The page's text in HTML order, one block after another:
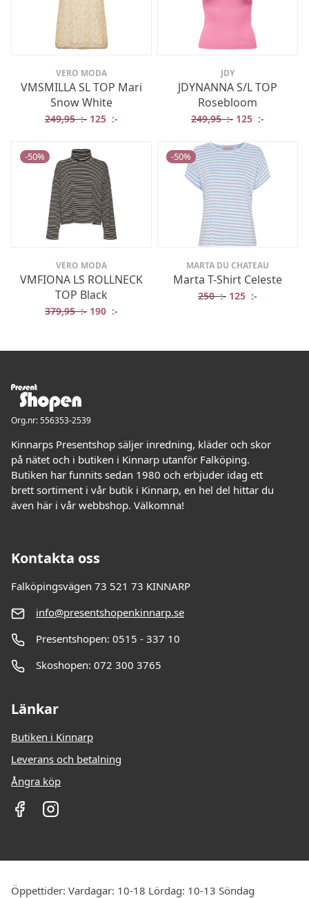
VERO MODA
VMSMILLA SL TOP Mari
Snow White
249,95:- Det ursprungliga priset var: 249,95 :-.
125 :- Det nuvarande priset är: 125 :-.
JDY
JDYNANNA S/L TOP
Rosebloom
249,95:- Det
125 :-
-50%
VERO MODA
VMFIONA LS ROLLNECK
TOP Black
379,95:- Det ursprungliga priset var: 379,95 :-.
190 :-
-50%
MARTA DU CHATEAU
Marta T-Shirt Celeste
250:- Det
125 :-
Org.nr: 556353-2539
Kinnarps Presentshop säljer inredning, kläder och skor
på nätet och i butiken i Kinnarp utanför Falköping.
Butiken har funnits sedan 1980 och erbjuder idag ett
brett sortiment i vår butik i Kinnarp, en hel del hittar du
även här i vår webbshop. Välkomna!
Kontakta oss
Falköpingsvägen 73 521 73 KINNARP
info@presentshopenkinnarp.se
Presentshopen: 0515 - 337 10
Skoshopen: 072 300 3765
Länkar
Butiken i Kinnarp
Leverans och betalning
Ångra köp
Öppettider: Vardagar: 10-18 Lördag: 10-13 Söndag